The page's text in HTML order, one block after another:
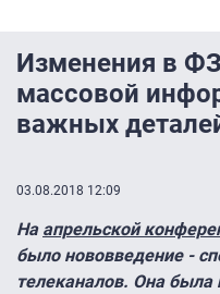
Изменения в
массовой
важных
03.08.2018 12:09
На апрельской
было нововведение -
телеканалов. Она была